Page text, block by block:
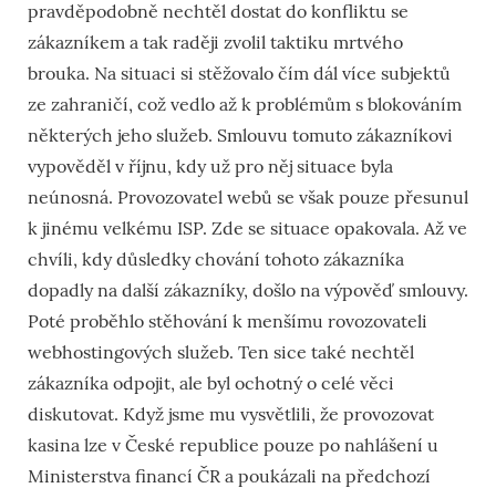
pravděpodobně nechtěl dostat do konfliktu se
zákazníkem a tak raději zvolil taktiku mrtvého
brouka. Na situaci si stěžovalo čím dál více subjektů
ze zahraničí, což vedlo až k problémům s blokováním
některých jeho služeb. Smlouvu tomuto zákazníkovi
vypověděl v říjnu, kdy už pro něj situace byla
neúnosná. Provozovatel webů se však pouze přesunul
k jinému velkému ISP. Zde se situace opakovala. Až ve
chvíli, kdy důsledky chování tohoto zákazníka
dopadly na další zákazníky, došlo na výpověď smlouvy.
Poté proběhlo stěhování k menšímu rovozovateli
webhostingových služeb. Ten sice také nechtěl
zákazníka odpojit, ale byl ochotný o celé věci
diskutovat. Když jsme mu vysvětlili, že provozovat
kasina lze v České republice pouze po nahlášení u
Ministerstva financí ČR a poukázali na předchozí